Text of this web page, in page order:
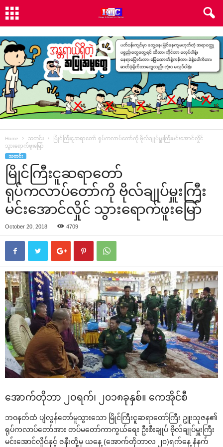
Home သတင်း
မြိုင်ကြီးငူဆရာ‌တော် ရုပ်ကလာပ်‌တော်ကို ဗိုလ်ချုပ်မှူးကြီးမင်း‌အောင်လှိုင်
သွား‌ရောက်ဖူး‌မြော်
သတင်း
မြိုင်ကြီးငူဆရာ‌တော်
ရုပ်ကလာပ်‌တော်ကို ဗိုလ်ချုပ်မှူးကြီး
မင်း‌အောင်လှိုင် သွား‌ရောက်ဖူး‌မြော်
October 20, 2018 4709
‌အောက်တိုဘာ ၂ဝရက်၊ ၂၀၁၈ခုနှစ်။ ‌ကေအိုင်စီ
ဘဝနတ်ထံ ပျံလွန်‌တော်မူသွား‌သော မြိုင်ကြီးငူဆရာ‌တော်ကြီး ဥူးသုဇန၏
ရုပ်ကလာပ်‌တော်အား တပ်မ‌တော်ကာကွယ်‌ရေး ဦးစီးချုပ် ဗိုလ်ချုပ်မှူးကြီး
မင်း‌အောင်လှိုင်နှင့် ဇနီးတို့မှ ယ‌နေ့ (‌အောက်တိုဘာလ ၂၀)ရက်‌နေ့ နံနက်